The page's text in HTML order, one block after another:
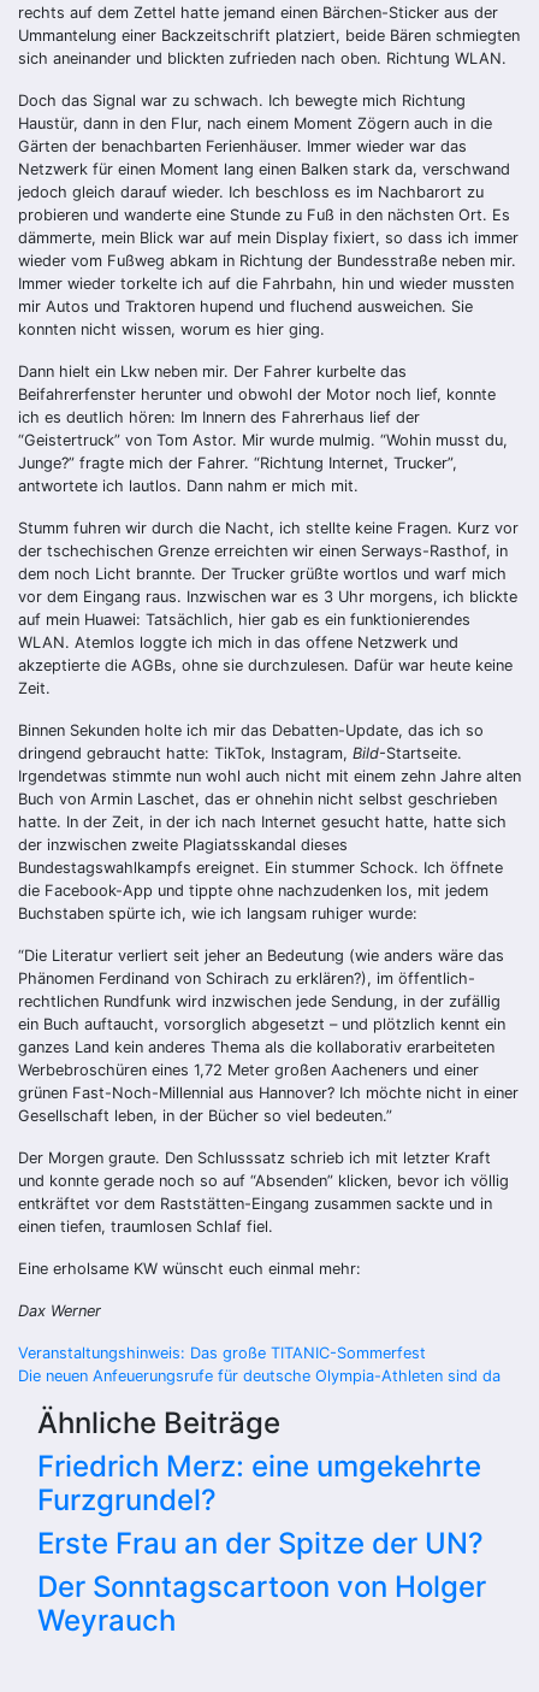
rechts auf dem Zettel hatte jemand einen Bärchen-Sticker aus der
Ummantelung einer Backzeitschrift platziert, beide Bären schmiegten
sich aneinander und blickten zufrieden nach oben. Richtung WLAN.
Doch das Signal war zu schwach. Ich bewegte mich Richtung
Haustür, dann in den Flur, nach einem Moment Zögern auch in die
Gärten der benachbarten Ferienhäuser. Immer wieder war das
Netzwerk für einen Moment lang einen Balken stark da, verschwand
jedoch gleich darauf wieder. Ich beschloss es im Nachbarort zu
probieren und wanderte eine Stunde zu Fuß in den nächsten Ort. Es
dämmerte, mein Blick war auf mein Display fixiert, so dass ich immer
wieder vom Fußweg abkam in Richtung der Bundesstraße neben mir.
Immer wieder torkelte ich auf die Fahrbahn, hin und wieder mussten
mir Autos und Traktoren hupend und fluchend ausweichen. Sie
konnten nicht wissen, worum es hier ging.
Dann hielt ein Lkw neben mir. Der Fahrer kurbelte das
Beifahrerfenster herunter und obwohl der Motor noch lief, konnte
ich es deutlich hören: Im Innern des Fahrerhaus lief der
“Geistertruck” von Tom Astor. Mir wurde mulmig. “Wohin musst du,
Junge?” fragte mich der Fahrer. “Richtung Internet, Trucker”,
antwortete ich lautlos. Dann nahm er mich mit.
Stumm fuhren wir durch die Nacht, ich stellte keine Fragen. Kurz vor
der tschechischen Grenze erreichten wir einen Serways-Rasthof, in
dem noch Licht brannte. Der Trucker grüßte wortlos und warf mich
vor dem Eingang raus. Inzwischen war es 3 Uhr morgens, ich blickte
auf mein Huawei: Tatsächlich, hier gab es ein funktionierendes
WLAN. Atemlos loggte ich mich in das offene Netzwerk und
akzeptierte die AGBs, ohne sie durchzulesen. Dafür war heute keine
Zeit.
Binnen Sekunden holte ich mir das Debatten-Update, das ich so
dringend gebraucht hatte: TikTok, Instagram, Bild-Startseite.
Irgendetwas stimmte nun wohl auch nicht mit einem zehn Jahre alten
Buch von Armin Laschet, das er ohnehin nicht selbst geschrieben
hatte. In der Zeit, in der ich nach Internet gesucht hatte, hatte sich
der inzwischen zweite Plagiatsskandal dieses
Bundestagswahlkampfs ereignet. Ein stummer Schock. Ich öffnete
die Facebook-App und tippte ohne nachzudenken los, mit jedem
Buchstaben spürte ich, wie ich langsam ruhiger wurde:
“Die Literatur verliert seit jeher an Bedeutung (wie anders wäre das
Phänomen Ferdinand von Schirach zu erklären?), im öffentlich-
rechtlichen Rundfunk wird inzwischen jede Sendung, in der zufällig
ein Buch auftaucht, vorsorglich abgesetzt – und plötzlich kennt ein
ganzes Land kein anderes Thema als die kollaborativ erarbeiteten
Werbebroschüren eines 1,72 Meter großen Aacheners und einer
grünen Fast-Noch-Millennial aus Hannover? Ich möchte nicht in einer
Gesellschaft leben, in der Bücher so viel bedeuten.”
Der Morgen graute. Den Schlusssatz schrieb ich mit letzter Kraft
und konnte gerade noch so auf “Absenden” klicken, bevor ich völlig
entkräftet vor dem Raststätten-Eingang zusammen sackte und in
einen tiefen, traumlosen Schlaf fiel.
Eine erholsame KW wünscht euch einmal mehr:
Dax Werner
Beitragsnavigation
Veranstaltungshinweis: Das große TITANIC-Sommerfest
Die neuen Anfeuerungsrufe für deutsche Olympia-Athleten sind da
Ähnliche Beiträge
Friedrich Merz: eine umgekehrte
Furzgrundel?
Erste Frau an der Spitze der UN?
Der Sonntagscartoon von Holger
Weyrauch